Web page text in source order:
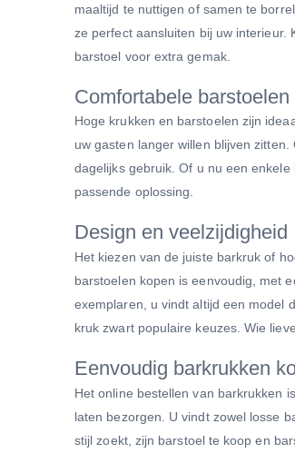
maaltijd te nuttigen of samen te
ze perfect aansluiten bij uw interieur.
barstoel voor extra gemak.
Comfortabele
Hoge krukken en barstoelen zijn
uw gasten langer willen blijven
dagelijks gebruik. Of u nu een
passende oplossing.
Design en veelzijdigheid
Het kiezen van de juiste barkruk of
barstoelen kopen is eenvoudig, met
exemplaren, u vindt altijd een model
kruk zwart populaire keuzes. Wie
Eenvoudig barkrukken
Het online bestellen van barkrukken
laten bezorgen. U vindt zowel losse
stijl zoekt, zijn barstoel te koop en